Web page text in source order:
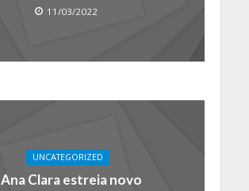
11/03/2022
UNCATEGORIZED
Ana Clara estreia novo